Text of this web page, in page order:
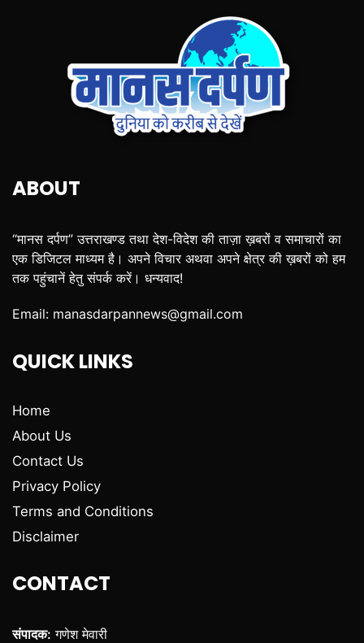
ABOUT
“मानस दर्पण” उत्तराखण्ड तथा देश-विदेश की ताज़ा ख़बरों व समाचारों का
एक डिजिटल माध्यम है। अपने विचार अथवा अपने क्षेत्र की ख़बरों को हम
तक पहुंचानें हेतु संपर्क करें। धन्यवाद!
Email: manasdarpannews@gmail.com
QUICK LINKS
Home
About Us
Contact Us
Privacy Policy
Terms and Conditions
Disclaimer
CONTACT
संपादक: गणेश मेवारी